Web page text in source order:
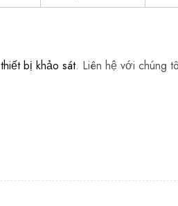
thiết bị khảo sát. Liên hệ với chúng